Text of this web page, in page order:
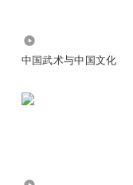
中国武术与中国文化